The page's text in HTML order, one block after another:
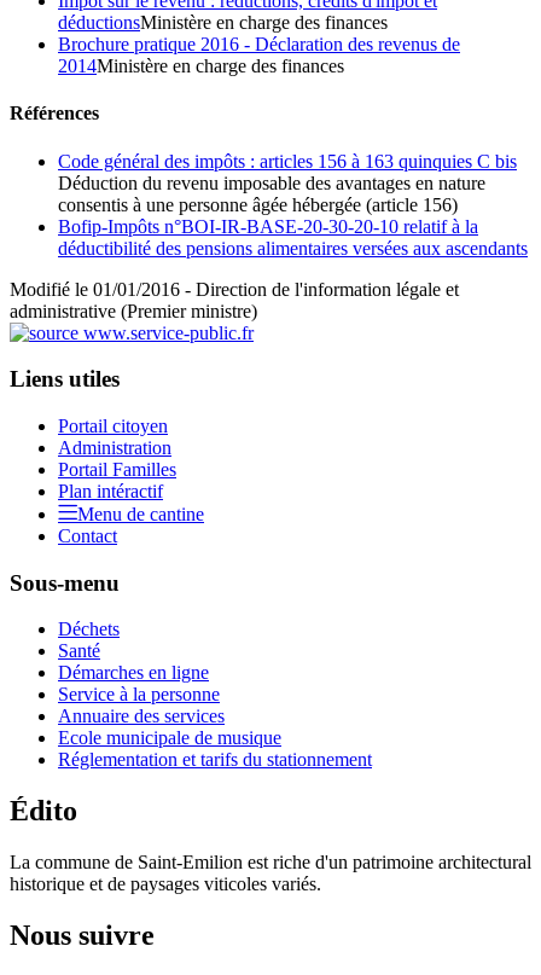
déductionsMinistère en charge des finances
Brochure pratique 2016 - Déclaration des revenus de
2014Ministère en charge des finances
Références
Code général des impôts : articles 156 à 163 quinquies C bis
Déduction du revenu imposable des avantages en nature
consentis à une personne âgée hébergée (article 156)
Bofip-Impôts n°BOI-IR-BASE-20-30-20-10 relatif à la
déductibilité des pensions alimentaires versées aux ascendants
Modifié le 01/01/2016 - Direction de l'information légale et
administrative (Premier ministre)
Liens utiles
Portail citoyen
Administration
Portail Familles
Plan intéractif
Menu de cantine
Contact
Sous-menu
Déchets
Santé
Démarches en ligne
Service à la personne
Annuaire des services
Ecole municipale de musique
Réglementation et tarifs du stationnement
Édito
La commune de Saint-Emilion est riche d'un patrimoine architectural
historique et de paysages viticoles variés.
Nous suivre